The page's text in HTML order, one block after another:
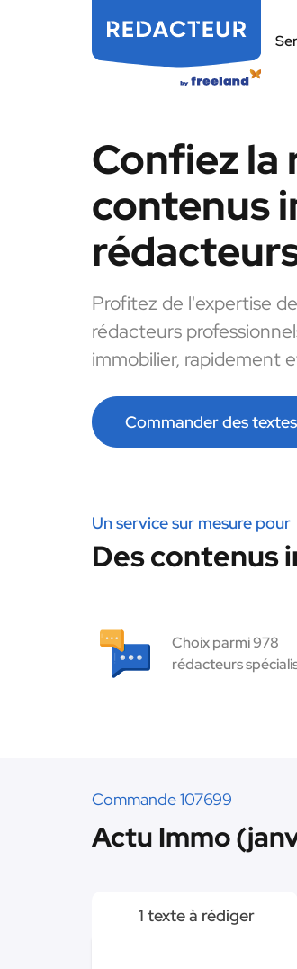
Confiez la
contenus
Profitez de l'expertise
rédacteurs
immobilier, rapidement
Commander des textes
Un service sur mesure pour
Des contenus
Choix parmi 978
rédacteurs
Commande 107699
Actu Immo
1 texte à rédiger